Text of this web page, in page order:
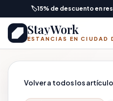
Saltar al contenido principal
🏷️15% de descuento en
StayWork
ESTANCIAS EN CIUDAD
Volver a todos los